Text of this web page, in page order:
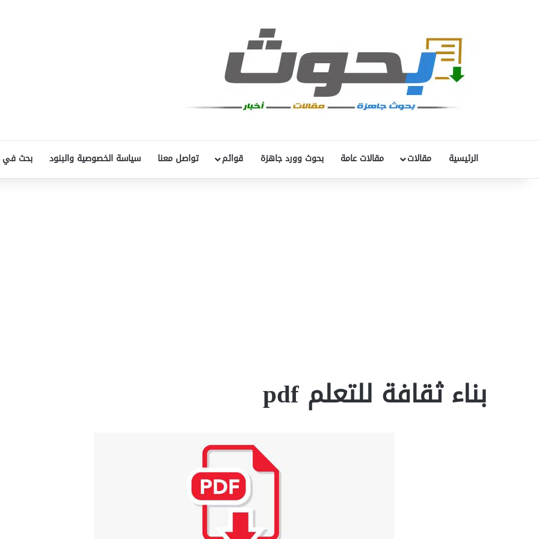
الرئيسية مقالات مقالات عامة بحوث وورد جاهزة قوائم تواصل معنا سياسة الخصوصية والبنود بحث في
بناء ثقافة للتعلم pdf